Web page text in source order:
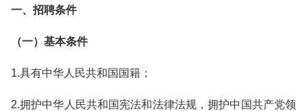
一、招聘条件
（一）基本条件
1.具有中华人民共和国国籍；
2.拥护中华人民共和国宪法和法律法规，拥护中国共产党领